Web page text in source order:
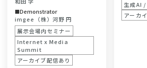
Demonstrator
imgee（株） 河野 円
展示会場内セミナー
Internet x Media
Summit
アーカイブ配信あり
生成AI
アーカ